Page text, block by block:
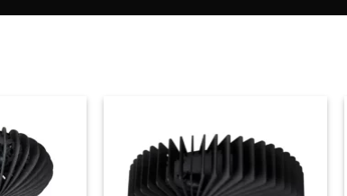
Toevoegen
aan
verlanglijst
Toevoegen
aan
verlanglijst